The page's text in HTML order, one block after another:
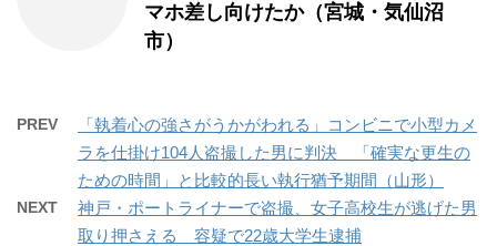
マホ差し向けたか（宮城・気仙沼
市）
PREV
「執着心の強さがうかがわれる」コンビニで小型カメ
ラを仕掛け104人盗撮した男に判決 「確実な更生の
ための時間」と比較的長い執行猶予期間（山形）
NEXT
神戸・ポートライナーで盗撮、女子高校生が逃げた男
取り押さえる 容疑で22歳大学生逮捕